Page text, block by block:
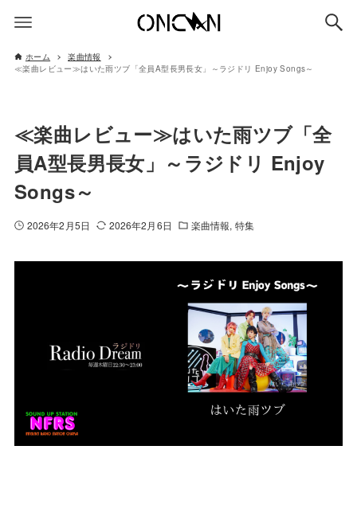
ホーム
楽曲情報
≪楽曲レビュー≫はいた雨ツブ「全員A型長男長女」～ラジドリ Enjoy Songs～
≪楽曲レビュー≫はいた雨ツブ「全
員A型長男長女」～ラジドリ Enjoy
Songs～
2026年2月5日 2026年2月6日 楽曲情報 特集